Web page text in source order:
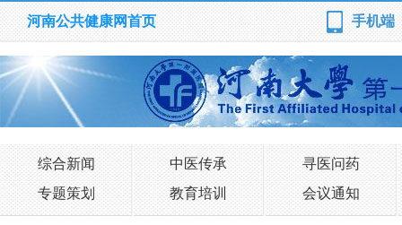
河南公共健康网首页 手机端
综合新闻 中医传承
寻医问药
专题策划
教育培训 会议通知